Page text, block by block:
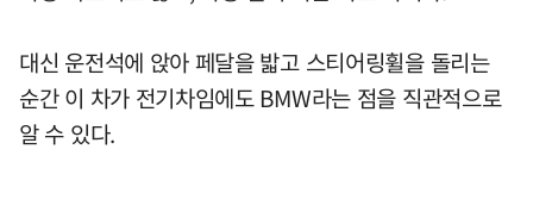
대신 운전석에 앉아 페달을 밟고 스티어링휠을 돌리는
순간 이 차가 전기차임에도 BMW라는 점을 직관적으로
알 수 있다.